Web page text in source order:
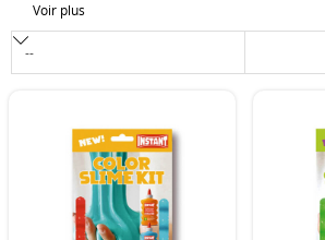
Voir plus